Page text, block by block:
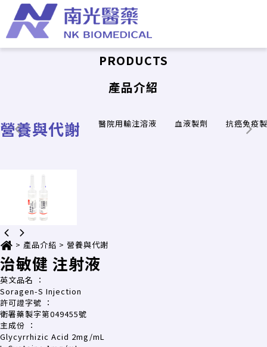
PRODUCTS
產品介紹
營養與代謝 醫院用輸注溶液 血液製劑 抗癌免疫
> 產品介紹 > 營養與代謝
治敏健 注射液
英文品名
：
Soragen-S Injection
許可證字號 ：
衛署藥製字第049455號
主成份 ：
Glycyrrhizic Acid 2mg/mL